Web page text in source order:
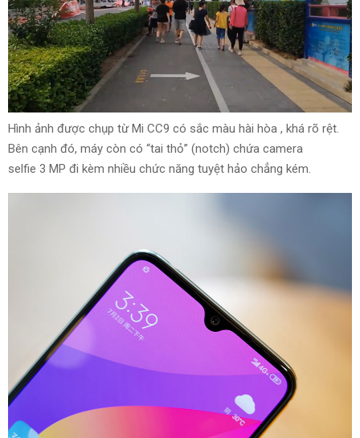
Hình ảnh được chụp từ Mi CC9 có sắc màu hài hòa , khá rõ rệt.
Bên cạnh đó, máy còn có “tai thỏ” (notch) chứa camera
selfie 3 MP đi kèm nhiều chức năng tuyệt hảo chẳng kém.